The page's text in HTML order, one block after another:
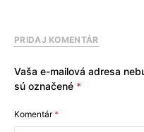
PRIDAJ KOMENTÁR
Vaša e-mailová adresa
sú označené *
Komentár*